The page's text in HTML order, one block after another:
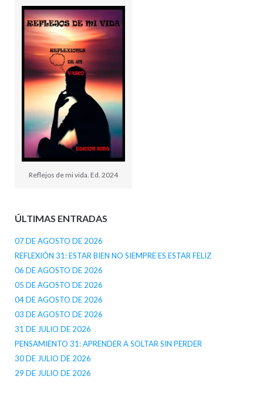
Reflejos de mi vida. Ed. 2024
ÚLTIMAS ENTRADAS
07 DE AGOSTO DE 2026
REFLEXIÓN 31: ESTAR BIEN NO SIEMPRE ES ESTAR FELIZ
06 DE AGOSTO DE 2026
05 DE AGOSTO DE 2026
04 DE AGOSTO DE 2026
03 DE AGOSTO DE 2026
31 DE JULIO DE 2026
PENSAMIENTO 31: APRENDER A SOLTAR SIN PERDER
30 DE JULIO DE 2026
29 DE JULIO DE 2026